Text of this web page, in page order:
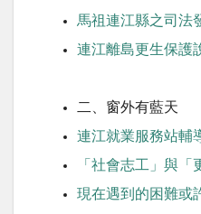
馬祖連江縣之司法
連江離島更生保護
二、窗外有藍天
連江就業服務站輔
「社會志工」與
現在遇到的困難或